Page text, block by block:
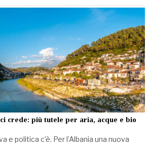
crede: più tutele per aria, acque e bio
e politica c’è. Per l’Albania una nuova